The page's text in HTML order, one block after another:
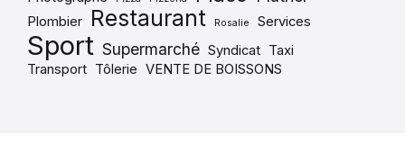
Plombier Restaurant Rosalie Services
Sport Supermarché Syndicat Taxi
Transport Tôlerie VENTE DE BOISSONS